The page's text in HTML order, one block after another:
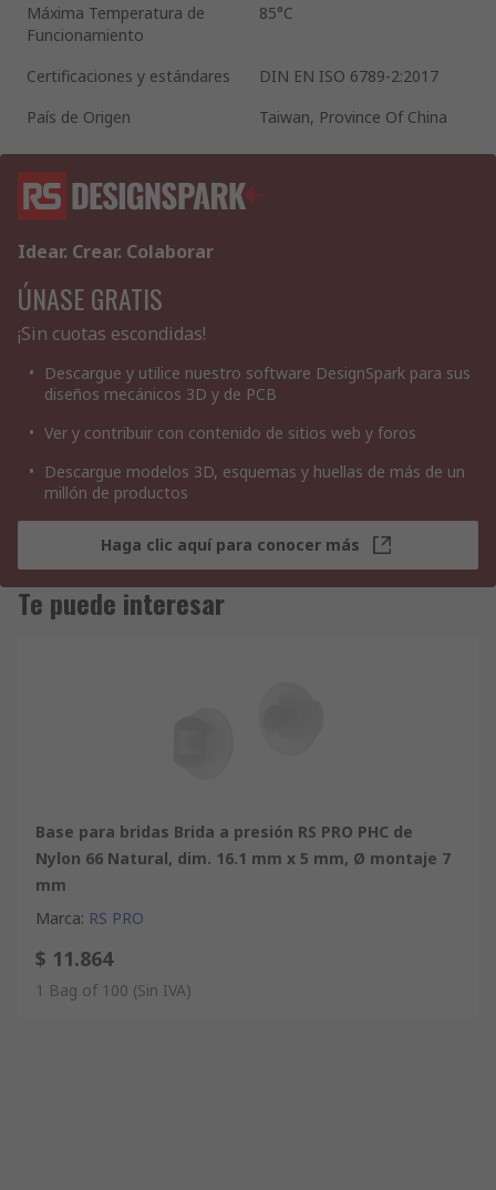
Máxima Temperatura de
Funcionamiento
85°C
Certificaciones y estándares
DIN EN ISO 6789-2:2017
País de Origen
Taiwan, Province Of China
Idear. Crear. Colaborar
ÚNASE GRATIS
¡Sin cuotas escondidas!
Descargue y utilice nuestro software DesignSpark para sus
diseños mecánicos 3D y de PCB
Ver y contribuir con contenido de sitios web y foros
Descargue modelos 3D, esquemas y huellas de más de un
millón de productos
Haga clic aquí para conocer más
Te puede interesar
Base para bridas Brida a presión RS PRO PHC de
Nylon 66 Natural, dim. 16.1 mm x 5 mm, Ø montaje 7
mm
Marca: RS PRO
$ 11.864
1 Bag of 100 (Sin IVA)